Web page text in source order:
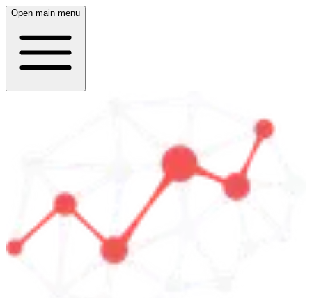
Open main menu